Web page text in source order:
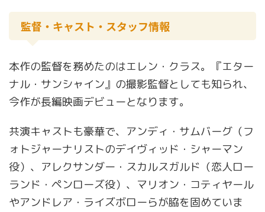
監督・キャスト・スタッフ情報
本作の監督を務めたのはエレン・クラス。『エター
ナル・サンシャイン』の撮影監督としても知られ、
今作が長編映画デビューとなります。
共演キャストも豪華で、アンディ・サムバーグ（フ
ォトジャーナリストのデイヴィッド・シャーマン
役）、アレクサンダー・スカルスガルド（恋人ロー
ランド・ペンローズ役）、マリオン・コティヤール
やアンドレア・ライズボローらが脇を固めていま